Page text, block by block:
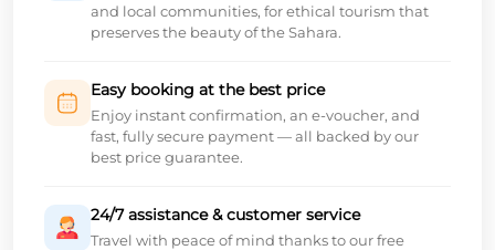
and local communities, for ethical tourism that
preserves the beauty of the Sahara.
Easy booking at the best price
Enjoy instant confirmation, an e-voucher, and
fast, fully secure payment — all backed by our
best price guarantee.
24/7 assistance & customer service
Travel with peace of mind thanks to our free